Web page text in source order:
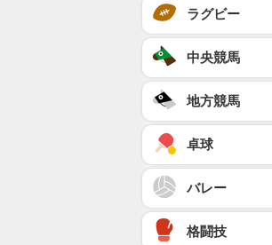
ラグビー
中央競馬
地方競馬
卓球
バレー
格闘技